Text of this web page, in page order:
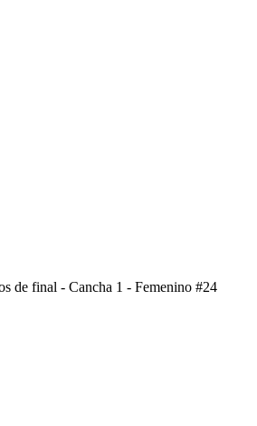
de final - Cancha 1 - Femenino #24